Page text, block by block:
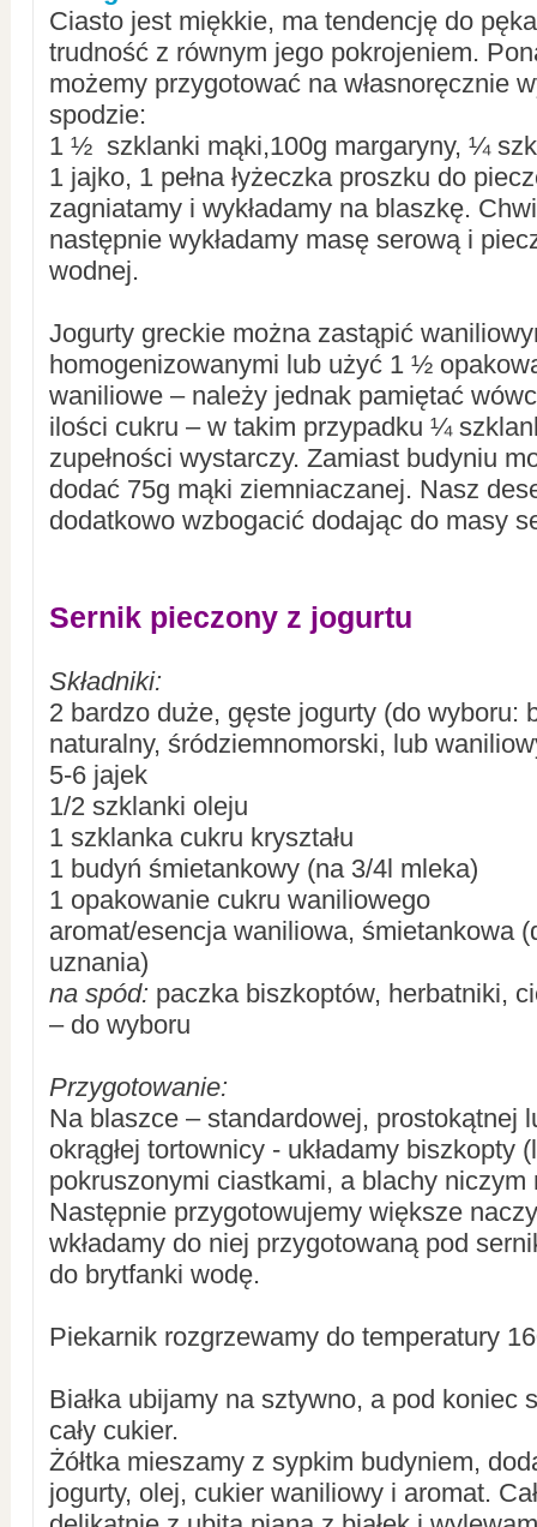
Ciasto jest miękkie, ma tendencję do
trudność z równym jego pokrojeniem.
możemy przygotować na własnoręcznie
spodzie:
1 ½ szklanki mąki,100g margaryny, ¼
1 jajko, 1 pełna łyżeczka proszku do
zagniatamy i wykładamy na blaszkę.
następnie wykładamy masę serową i
wodnej.
Jogurty greckie można zastąpić
homogenizowanymi lub użyć 1 ½
waniliowe – należy jednak pamiętać
ilości cukru – w takim przypadku ¼
zupełności wystarczy. Zamiast budyniu
dodać 75g mąki ziemniaczanej. Nasz
dodatkowo wzbogacić dodając do masy
Sernik pieczony z jogurtu
Składniki:
2 bardzo duże, gęste jogurty (do wyboru:
naturalny, śródziemnomorski, lub
5-6 jajek
1/2 szklanki oleju
1 szklanka cukru kryształu
1 budyń śmietankowy (na 3/4l mleka)
1 opakowanie cukru waniliowego
aromat/esencja waniliowa, śmietankowa
uznania)
na spód: paczka biszkoptów, herbatniki,
– do wyboru
Przygotowanie:
Na blaszce – standardowej, prostokątnej
okrągłej tortownicy - układamy biszkopty
pokruszonymi ciastkami, a blachy niczym
Następnie przygotowujemy większe
wkładamy do niej przygotowaną pod
do brytfanki wodę.
Piekarnik rozgrzewamy do temperatury
Białka ubijamy na sztywno, a pod koniec
cały cukier.
Żółtka mieszamy z sypkim budyniem,
jogurty, olej, cukier waniliowy i aromat.